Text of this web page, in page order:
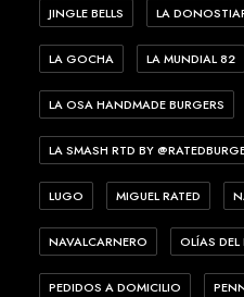
JINGLE BELLS LA
LA GOCHA LA MUNDIAL 82
LA OSA HANDMADE BURGERS
LA SMASH RTD BY
LUGO MIGUEL RATED
NAVALCARNERO OLÍAS DEL
PEDIDOS A DOMICILIO